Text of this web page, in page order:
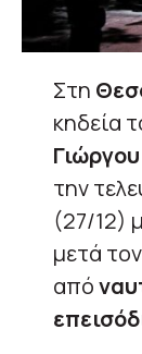
Στη
κηδεία
την
(27/12)
μετά
από